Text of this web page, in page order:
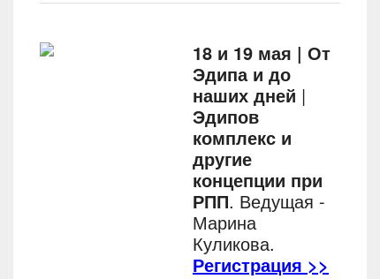
18 и 19 мая | От
Эдипа и до
наших дней |
Эдипов
комплекс и
другие
концепции при
РПП. Ведущая -
Марина
Куликова.
Регистрация >>